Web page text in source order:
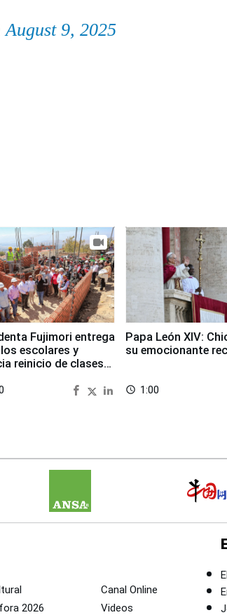
August 9, 2025
Fujimori entrega
escolares y
reinicio de clases
Papa León XIV:
su emocionante
access_time 1:00
2026
Canal Online
Videos